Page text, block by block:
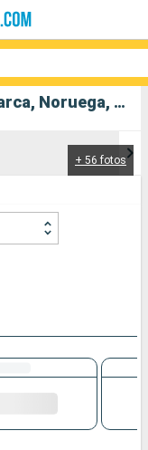
Crucero Costa Diadema: Dinamarca, Noruega, Francia, España, Italia salida desde Copenhague
+ 56 fotos
Compañías